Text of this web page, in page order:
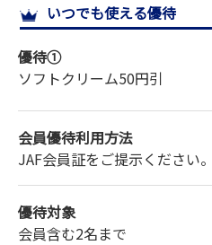
サイトマップ
いつでも使える優待
優待①
ソフトクリーム50円引
会員優待利用方法
JAF会員証をご提示ください。
優待対象
会員含む2名まで